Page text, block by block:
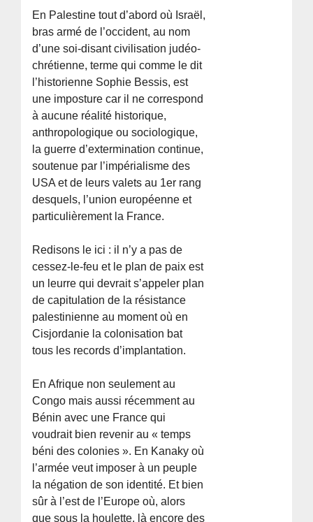
En Palestine tout d’abord où Israël,
bras armé de l’occident, au nom
d’une soi-disant civilisation judéo-
chrétienne, terme qui comme le dit
l’historienne Sophie Bessis, est
une imposture car il ne correspond
à aucune réalité historique,
anthropologique ou sociologique,
la guerre d’extermination continue,
soutenue par l’impérialisme des
USA et de leurs valets au 1er rang
desquels, l’union européenne et
particulièrement la France.
Redisons le ici : il n’y a pas de
cessez-le-feu et le plan de paix est
un leurre qui devrait s’appeler plan
de capitulation de la résistance
palestinienne au moment où en
Cisjordanie la colonisation bat
tous les records d’implantation.
En Afrique non seulement au
Congo mais aussi récemment au
Bénin avec une France qui
voudrait bien revenir au « temps
béni des colonies ». En Kanaky où
l’armée veut imposer à un peuple
la négation de son identité. Et bien
sûr à l’est de l’Europe où, alors
que sous la houlette, là encore des